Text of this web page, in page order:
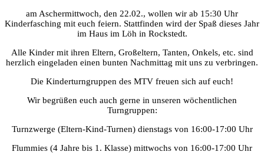
am Aschermittwoch, den 22.02., wollen wir ab 15:30 Uhr
Kinderfasching mit euch feiern. Stattfinden wird der Spaß dieses Jahr
im Haus im Löh in Rockstedt.
Alle Kinder mit ihren Eltern, Großeltern, Tanten, Onkels, etc. sind
herzlich eingeladen einen bunten Nachmittag mit uns zu verbringen.
Die Kinderturngruppen des MTV freuen sich auf euch!
Wir begrüßen euch auch gerne in unseren wöchentlichen
Turngruppen:
Turnzwerge (Eltern-Kind-Turnen) dienstags von 16:00-17:00 Uhr
Flummies (4 Jahre bis 1. Klasse) mittwochs von 16:00-17:00 Uhr